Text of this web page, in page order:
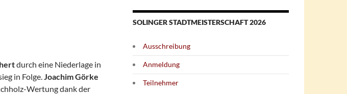
durch eine Niederlage in
in Folge.Joachim Görke
Wertung dank der
SOLINGER STADTMEISTERSCHAFT 2026
Ausschreibung
Anmeldung
Teilnehmer